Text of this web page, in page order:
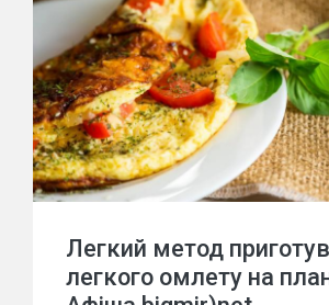
Легкий метод
легкого омлету на